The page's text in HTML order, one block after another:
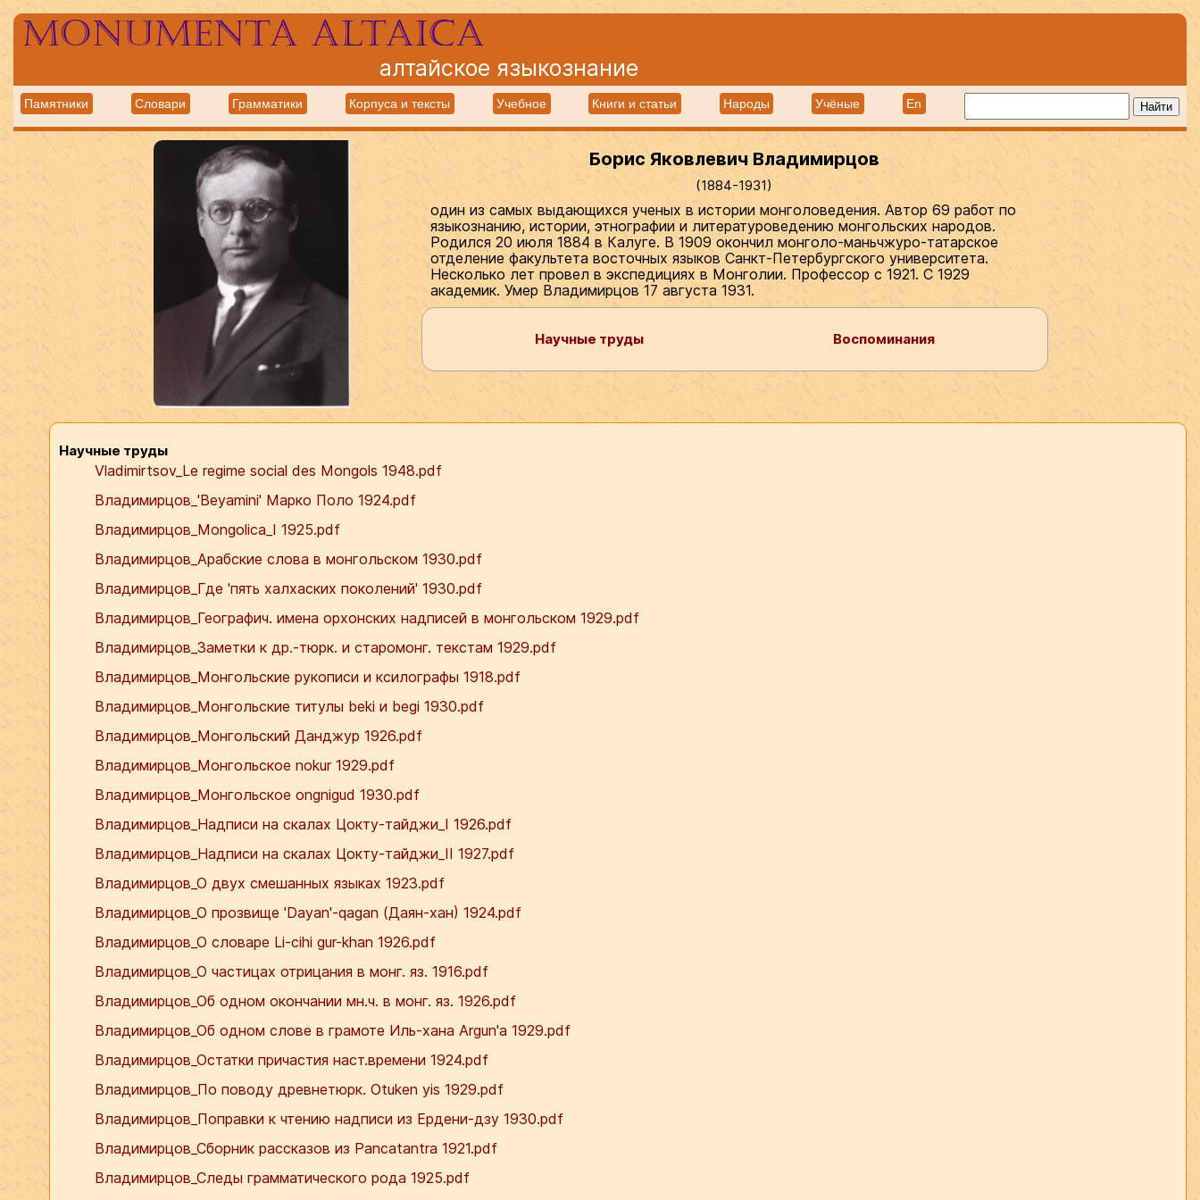
Monumenta altaica
алтайское языкознание
Памятники Словари Грамматики Корпуса и тексты Учебное Книги и статьи Народы Учёные En
Борис Яковлевич Владимирцов
(1884-1931)
один из самых выдающихся ученых в истории монголоведения. Автор 69 работ по
языкознанию, истории, этнографии и литературоведению монгольских народов.
Родился 20 июля 1884 в Калуге. В 1909 окончил монголо-маньчжуро-татарское
отделение факультета восточных языков Санкт-Петербургского университета.
Несколько лет провел в экспедициях в Монголии. Профессор с 1921. С 1929
академик. Умер Владимирцов 17 августа 1931.
Научные труды Воспоминания
Научные труды
Vladimirtsov_Le regime social des Mongols 1948.pdf
Владимирцов_'Beyamini' Марко Поло 1924.pdf
Владимирцов_Mongolica_I 1925.pdf
Владимирцов_Арабские слова в монгольском 1930.pdf
Владимирцов_Где 'пять халхаских поколений' 1930.pdf
Владимирцов_Географич. имена орхонских надписей в монгольском 1929.pdf
Владимирцов_Заметки к др.-тюрк. и старомонг. текстам 1929.pdf
Владимирцов_Монгольские рукописи и ксилографы 1918.pdf
Владимирцов_Монгольские титулы beki и begi 1930.pdf
Владимирцов_Монгольский Данджур 1926.pdf
Владимирцов_Монгольское nokur 1929.pdf
Владимирцов_Монгольское ongnigud 1930.pdf
Владимирцов_Надписи на скалах Цокту-тайджи_I 1926.pdf
Владимирцов_Надписи на скалах Цокту-тайджи_II 1927.pdf
Владимирцов_О двух смешанных языках 1923.pdf
Владимирцов_О прозвище 'Dayan'-qagan (Даян-хан) 1924.pdf
Владимирцов_О словаре Li-cihi gur-khan 1926.pdf
Владимирцов_О частицах отрицания в монг. яз. 1916.pdf
Владимирцов_Об одном окончании мн.ч. в монг. яз. 1926.pdf
Владимирцов_Об одном слове в грамоте Иль-хана Argun'а 1929.pdf
Владимирцов_Остатки причастия наст.времени 1924.pdf
Владимирцов_По поводу древнетюрк. Otuken yis 1929.pdf
Владимирцов_Поправки к чтению надписи из Ердени-дзу 1930.pdf
Владимирцов_Сборник рассказов из Pancatantra 1921.pdf
Владимирцов_Следы грамматического рода 1925.pdf